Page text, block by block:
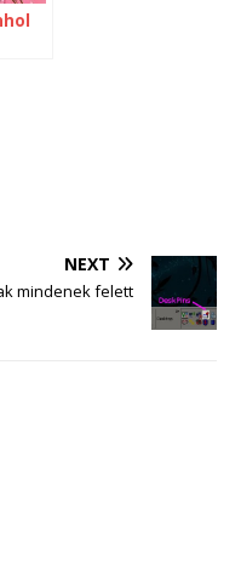
NEXT
mindenek felett